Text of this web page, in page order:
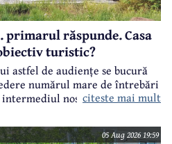
răspunde. Casa
turistic?
astfel de audiențe se bucură
numărul mare de întrebări
nostru primarului
citeste mai mult
05 Aug 2026 19:59